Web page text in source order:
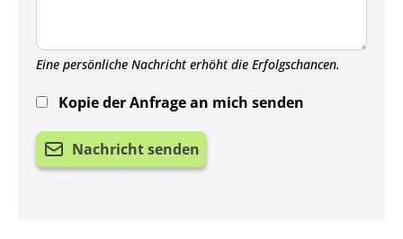
Eine persönliche Nachricht erhöht die Erfolgschancen.
Kopie der Anfrage an mich senden
Nachricht senden